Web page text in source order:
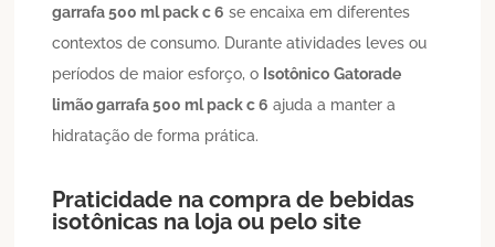
garrafa 500 ml pack c 6 se encaixa em diferentes
contextos de consumo. Durante atividades leves ou
períodos de maior esforço, o Isotônico Gatorade
limão garrafa 500 ml pack c 6 ajuda a manter a
hidratação de forma prática.
Praticidade na compra de bebidas
isotônicas na loja ou pelo site